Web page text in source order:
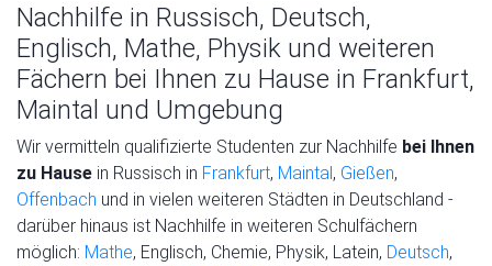
Nachhilfe in Russisch, Deutsch,
Englisch, Mathe, Physik und weiteren
Fächern bei Ihnen zu Hause in Frankfurt,
Maintal und Umgebung
Wir vermitteln qualifizierte Studenten zur Nachhilfe bei Ihnen
zu Hause in Russisch in Frankfurt, Maintal, Gießen,
Offenbach und in vielen weiteren Städten in Deutschland -
darüber hinaus ist Nachhilfe in weiteren Schulfächern
möglich: Mathe, Englisch, Chemie, Physik, Latein, Deutsch,